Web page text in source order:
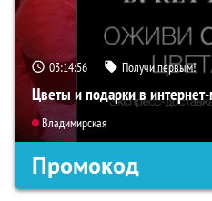
03:14:55 Получи первым!
Цветы и подарки в интернет-
Владимирская
Промокод